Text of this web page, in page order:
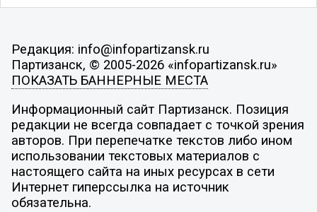
Редакция: info@infopartizansk.ru
Партизанск, © 2005-2026 «infopartizansk.ru»
ПОКАЗАТЬ БАННЕРНЫЕ МЕСТА
Информационный сайт Партизанск. Позиция
редакции не всегда совпадает с точкой зрения
авторов. При перепечатке текстов либо ином
использовании текстовых материалов с
настоящего сайта на иных ресурсах в сети
Интернет гиперссылка на источник
обязательна.